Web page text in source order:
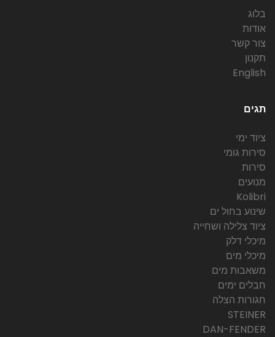
בלוג
אודות
צור קשר
תקנון
English
תגים
ציוד ימי
סירות גומי
סירות
מנועים
Kolibri
שינוע בחול ים
ציוד צלילה ושחייה
מיכלי דלק
מיכלי מים
משאבות מים
חבלים ימים
חגורות הצלה
STEINER
DAN-FENDER